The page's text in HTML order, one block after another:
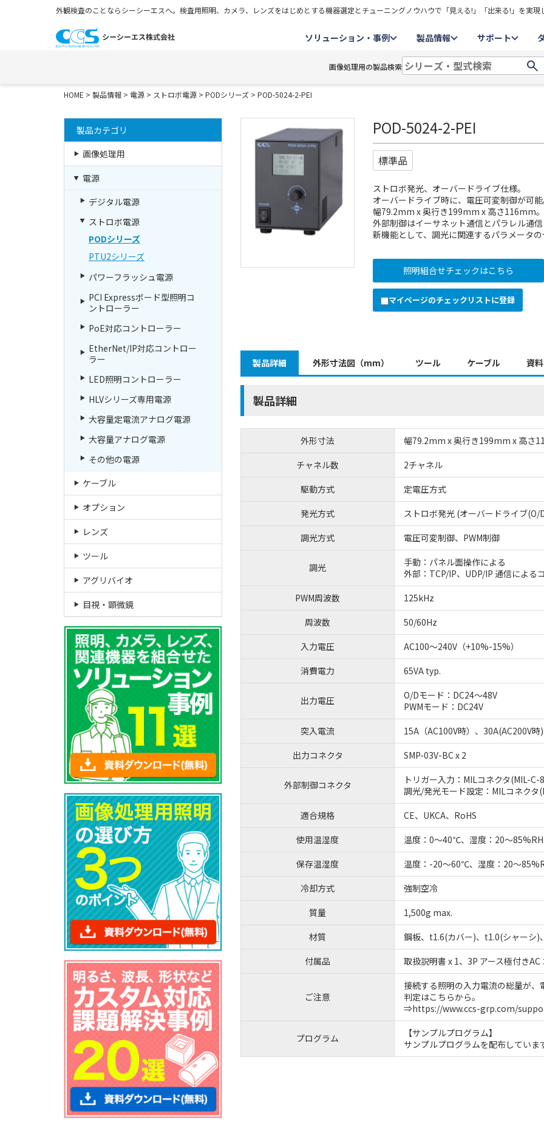
外観検査のことならシーシーエスへ。検査用照明、カメラ、レンズをはじめとする機器選定とチューニングノウハウで「見える!」「出来る!」を実現
ソリューション・事例 製品情報 サポート
画像処理用の製品検索
HOME > 製品情報 > 電源 > ストロボ電源 > PODシリーズ > POD-5024-2-PEI
POD-5024-2-PEI
標準品
ストロボ発光、オーバードライブ仕様。
オーバードライブ時に、電圧可変制御が可能
幅79.2mm x 奥行き199mm x 高さ116mm。
外部制御はイーサネット通信とパラレル通信
新機能として、調光に関連するパラメータの
照明組合せチェックはこちら
マイページのチェックリストに登録
製品詳細 外形寸法図（mm） ツール ケーブル 資
製品詳細
外形寸法
幅79.2mm x 奥行き199mm x 高さ
チャネル数
2チャネル
駆動方式
定電圧方式
発光方式
ストロボ発光 (オーバードライブ
調光方式
電圧可変制御、PWM制御
調光
手動：パネル面操作による
外部：TCP/IP、UDP/IP 通信による
PWM周波数
125kHz
周波数
50/60Hz
入力電圧
AC100～240V（+10%-15%）
消費電力
65VA typ.
出力電圧
O/Dモード：DC24～48V
PWMモード：DC24V
突入電流
15A（AC100V時）、30A(AC200V
出力コネクタ
SMP-03V-BC x 2
外部制御コネクタ
トリガー入力：MILコネクタ(MIL-
調光/発光モード設定：MILコネクタ
適合規格
CE、UKCA、RoHS
使用温湿度
温度：0～40℃、湿度：20～85%RH
保存温湿度
温度：-20～60℃、湿度：20～
冷却方式
強制空冷
質量
1,500g max.
材質
鋼板、t1.6(カバー)、t1.0(シャーシ)
付属品
取扱説明書 x 1、3P アース極付きAC
ご注意
接続する照明の入力電流の総量が、
判定はこちらから。
⇒https://www.ccs-grp.com/
プログラム
【サンプルプログラム】
サンプルプログラムを配布していま
製品カテゴリ
画像処理用
電源
デジタル電源
ストロボ電源
PODシリーズ
PTU2シリーズ
パワーフラッシュ電源
PCI Expressボード型照明コ
ントローラー
PoE対応コントローラー
EtherNet/IP対応コントロー
ラー
LED照明コントローラー
HLVシリーズ専用電源
大容量定電流アナログ電源
大容量アナログ電源
その他の電源
ケーブル
オプション
レンズ
ツール
アグリバイオ
目視・顕微鏡